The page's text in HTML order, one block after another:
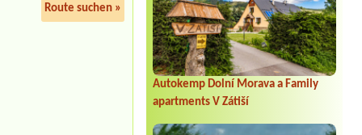
Autokemp Dolní Morava a Family
apartments V Zátiší
Route suchen »